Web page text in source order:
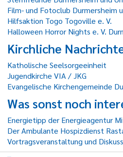
Film- und Fotoclub Durmersheim
Hilfsaktion Togo Togoville e. V.
Halloween Horror Nights e. V.
Kirchliche
Katholische Seelsorgeeinheit
Jugendkirche VIA / JKG
Evangelische Kirchengemeinde
Was sonst noch
Energietipp der Energieagentur
Der Ambulante Hospizdienst
Vortragsveranstaltung und